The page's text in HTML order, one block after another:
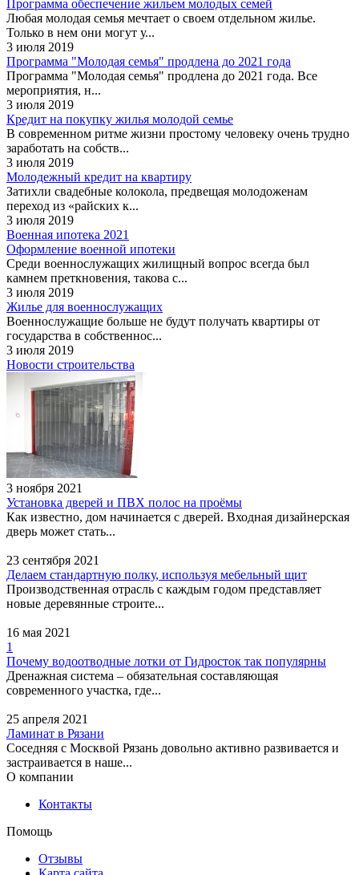
Программа обеспечение жильем молодых семей
Любая молодая семья мечтает о своем отдельном жилье.
Только в нем они могут у...
3 июля 2019
Программа "Молодая семья" продлена до 2021 года
Программа "Молодая семья" продлена до 2021 года. Все
мероприятия, н...
3 июля 2019
Кредит на покупку жилья молодой семье
В современном ритме жизни простому человеку очень трудно
заработать на собств...
3 июля 2019
Молодежный кредит на квартиру
Затихли свадебные колокола, предвещая молодоженам
переход из «райских к...
3 июля 2019
Военная ипотека 2021
Оформление военной ипотеки
Среди военнослужащих жилищный вопрос всегда был
камнем преткновения, такова с...
3 июля 2019
Жилье для военнослужащих
Военнослужащие больше не будут получать квартиры от
государства в собственнос...
3 июля 2019
Новости строительства
3 ноября 2021
Установка дверей и ПВХ полос на проёмы
Как известно, дом начинается с дверей. Входная дизайнерская
дверь может стать...
23 сентября 2021
Делаем стандартную полку, используя мебельный щит
Производственная отрасль с каждым годом представляет
новые деревянные строите...
16 мая 2021
1
Почему водоотводные лотки от Гидросток так популярны
Дренажная система – обязательная составляющая
современного участка, где...
25 апреля 2021
Ламинат в Рязани
Соседняя с Москвой Рязань довольно активно развивается и
застраивается в наше...
О компании
Контакты
Помощь
Отзывы